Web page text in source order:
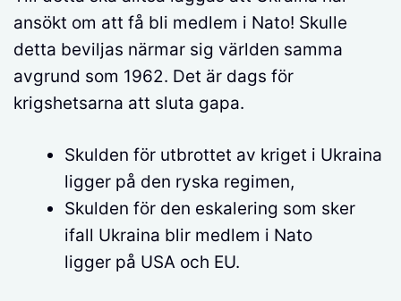
ansökt om att få bli medlem i Nato! Skulle
detta beviljas närmar sig världen samma
avgrund som 1962. Det är dags för
krigshetsarna att sluta gapa.
Skulden för utbrottet av kriget i Ukraina
ligger på den ryska regimen,
Skulden för den eskalering som sker
ifall Ukraina blir medlem i Nato
ligger på USA och EU.